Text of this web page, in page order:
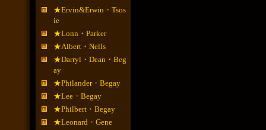
★Ervin&Erwin・Tsos
ie
★Lonn・Parker
★Albert・Nells
★Darryl・Dean・Beg
ay
★Philander・Begay
★Lee・Begay
★Philbert・Begay
★Leonard・Gene